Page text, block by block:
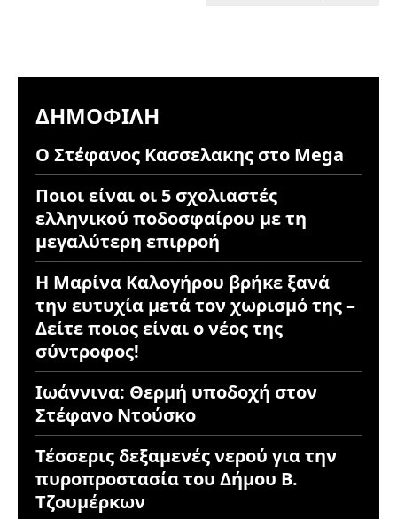
ΔΗΜΟΦΙΛΉ
Ο Στέφανος Κασσελακης στο Mega
Ποιοι είναι οι 5 σχολιαστές
ελληνικού ποδοσφαίρου με τη
μεγαλύτερη επιρροή
Η Μαρίνα Καλογήρου βρήκε ξανά
την ευτυχία μετά τον χωρισμό της –
Δείτε ποιος είναι ο νέος της
σύντροφος!
Ιωάννινα: Θερμή υποδοχή στον
Στέφανο Ντούσκο
Τέσσερις δεξαμενές νερού για την
πυροπροστασία του Δήμου Β.
Τζουμέρκων